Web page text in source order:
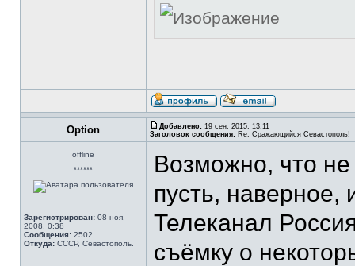
Option Добавлено: 19 сен, 2015, 13:11
Заголовок сообщения: Re: Сражающийся Севастополь!
offline
******
Зарегистрирован: 08 ноя,
2008, 0:38
Сообщения: 2502
Откуда: СССР, Севастополь.
Возможно, что
пусть, наверное,
Телеканал
съёмку о